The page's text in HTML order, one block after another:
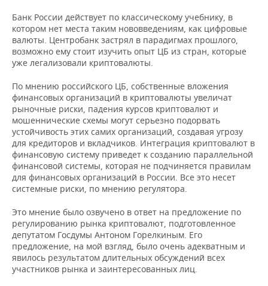
Банк России действует по классическому учебнику, в
котором нет места таким нововведениям, как цифровые
валюты. Центробанк застрял в парадигмах прошлого,
возможно ему стоит изучить опыт ЦБ из стран, которые
уже легализовали криптовалюты.
По мнению российского ЦБ, собственные вложения
финансовых организаций в криптовалюты увеличат
рыночные риски, падения курсов криптовалют и
мошеннические схемы могут серьезно подорвать
устойчивость этих самих организаций, создавая угрозу
для кредиторов и вкладчиков. Интеграция криптовалют в
финансовую систему приведет к созданию параллельной
финансовой системы, которая не подчиняется правилам
для финансовых организаций в России. Все это несет
системные риски, по мнению регулятора.
Это мнение было озвучено в ответ на предложение по
регулированию рынка криптовалют, подготовленное
депутатом Госдумы Антоном Горелкиным. Его
предложение, на мой взгляд, было очень адекватным и
явилось результатом длительных обсуждений всех
участников рынка и заинтересованных лиц.